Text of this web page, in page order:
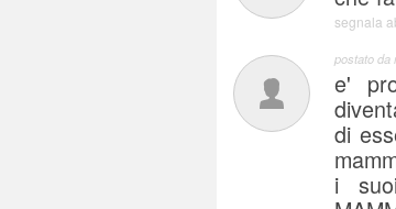
segnala
postato da
e'
di
i